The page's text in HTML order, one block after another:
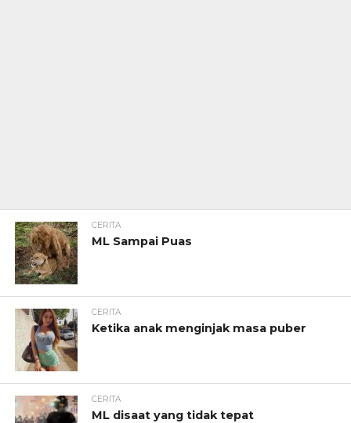
CERITA
ML Sampai Puas
CERITA
Ketika anak menginjak masa puber
CERITA
ML disaat yang tidak tepat